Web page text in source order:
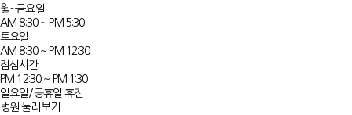
월~금요일
AM 8:30 ~ PM 5:30
토요일
AM 8:30 ~ PM 12:30
점심시간
PM 12:30 ~ PM 1:30
일요일/공휴일 휴진
병원 둘러보기